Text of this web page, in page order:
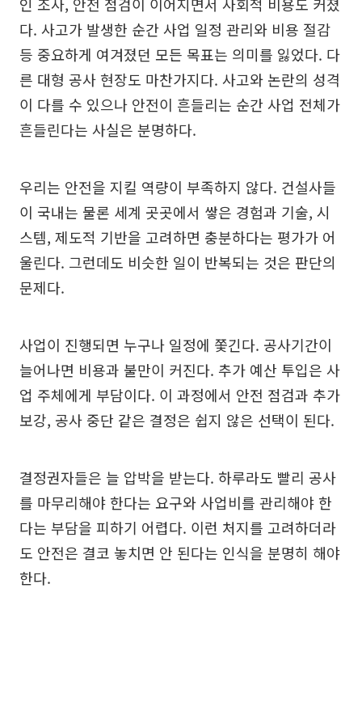
다. 사고가 발생한 순간 사업 일정 관리와 비용 절감
등 중요하게 여겨졌던 모든 목표는 의미를 잃었다. 다
른 대형 공사 현장도 마찬가지다. 사고와 논란의 성격
이 다를 수 있으나 안전이 흔들리는 순간 사업 전체가
흔들린다는 사실은 분명하다.
우리는 안전을 지킬 역량이 부족하지 않다. 건설사들
이 국내는 물론 세계 곳곳에서 쌓은 경험과 기술, 시
스템, 제도적 기반을 고려하면 충분하다는 평가가 어
울린다. 그런데도 비슷한 일이 반복되는 것은 판단의
문제다.
사업이 진행되면 누구나 일정에 쫓긴다. 공사기간이
늘어나면 비용과 불만이 커진다. 추가 예산 투입은 사
업 주체에게 부담이다. 이 과정에서 안전 점검과 추가
보강, 공사 중단 같은 결정은 쉽지 않은 선택이 된다.
결정권자들은 늘 압박을 받는다. 하루라도 빨리 공사
를 마무리해야 한다는 요구와 사업비를 관리해야 한
다는 부담을 피하기 어렵다. 이런 처지를 고려하더라
도 안전은 결코 놓치면 안 된다는 인식을 분명히 해야
한다.